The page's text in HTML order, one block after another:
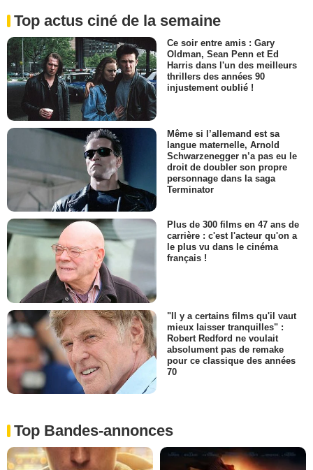
Top actus ciné de la semaine
Ce soir entre amis : Gary
Oldman, Sean Penn et Ed
Harris dans l'un des meilleurs
thrillers des années 90
injustement oublié !
Même si l’allemand est sa
langue maternelle, Arnold
Schwarzenegger n’a pas eu le
droit de doubler son propre
personnage dans la saga
Terminator
Plus de 300 films en 47 ans de
carrière : c'est l'acteur qu'on a
le plus vu dans le cinéma
français !
"Il y a certains films qu'il vaut
mieux laisser tranquilles" :
Robert Redford ne voulait
absolument pas de remake
pour ce classique des années
70
Top Bandes-annonces